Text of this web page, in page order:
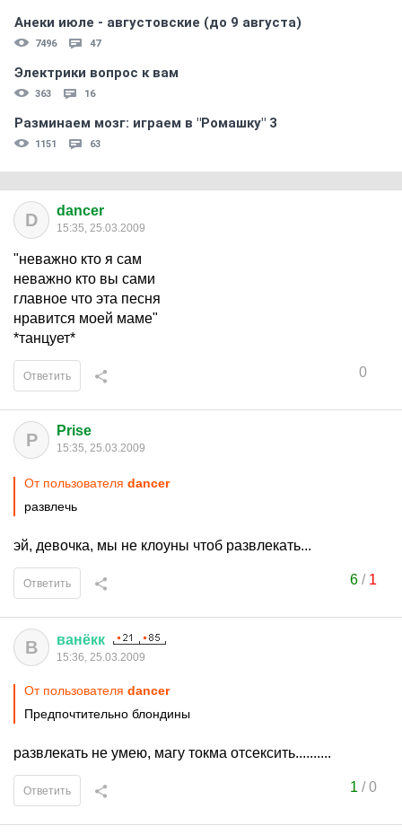
Анеки июле - августовские (до 9 августа)
7496 47
Электрики вопрос к вам
363 16
Разминаем мозг: играем в "Ромашку" 3
1151 63
D dancer
15:35, 25.03.2009
"неважно кто я сам
неважно кто вы сами
главное что эта песня
нравится моей маме"
*танцует*
0
Ответить
P Prise
15:35, 25.03.2009
От пользователя dancer
развлечь
эй, девочка, мы не клоуны чтоб развлекать...
6/ 1
Ответить
В ванёкк
15:36, 25.03.2009
От пользователя dancer
Предпочтительно блондины
развлекать не умею, магу токма отсексить..........
1 /0
Ответить